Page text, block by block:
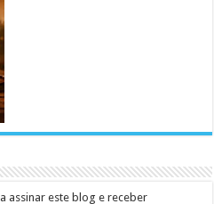
assinar este blog e receber